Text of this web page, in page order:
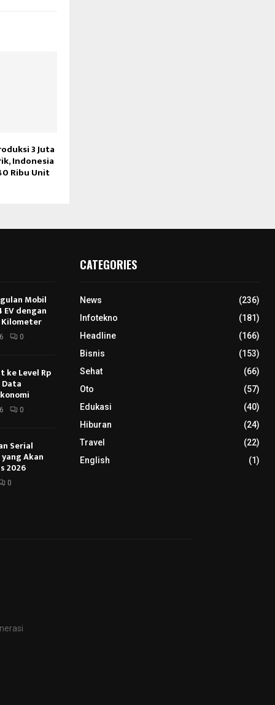
3 Juta
Indonesia
Ribu Unit
Mobil
dengan
Kilometer
0
ke Level Rp
Data
0
Serial
Akan
2026
0
CATEGORIES
News
(236)
Infotekno
(181)
Headline
(166)
Bisnis
(153)
Sehat
(66)
Oto
(57)
Edukasi
(40)
Hiburan
(24)
Travel
(22)
English
(1)